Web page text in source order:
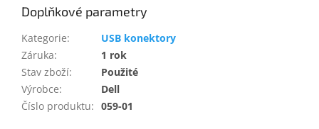
Doplňkové parametry
Kategorie:
USB konektory
Záruka:
1 rok
Stav zboží:
Použité
Výrobce:
Dell
Číslo produktu: 059-01